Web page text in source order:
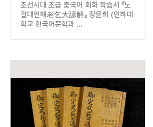
조선시대 초급 중국어 회화 학습서 『노
걸대언해老乞大諺解』 장윤희 (인하대
학교 한국어문학과 ...